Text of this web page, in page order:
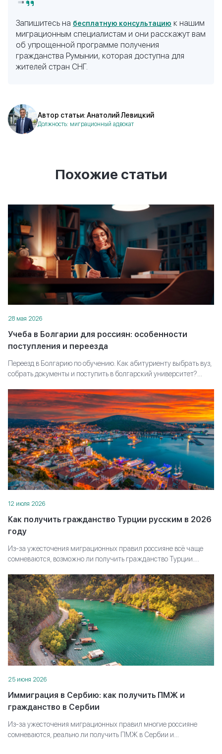
Запишитесь на бесплатную консультацию к нашим
миграционным специалистам и они расскажут вам
об упрощенной программе получения
гражданства Румынии, которая доступна для
жителей стран СНГ.
Автор статьи: Анатолий Левицкий
Должность: миграционный адвокат
Похожие статьи
28 мая 2026
Учеба в Болгарии для россиян: особенности
поступления и переезда
Переезд в Болгарию по обучению. Как абитуриенту выбрать вуз,
собрать документы и поступить в болгарский университет?
12 июля 2026
Как получить гражданство Турции русским в 2026
году
Из-за ужесточения миграционных правил россияне всё чаще
сомневаются, возможно ли получить гражданство Турции.
придётся выполнить и как выстроить стратегию, чтобы дойти до
паспорта, а не застрять на полпути.
25 июня 2026
Иммиграция в Сербию: как получить ПМЖ и
гражданство в Сербии
Из-за ужесточения миграционных правил многие россияне
сомневаются, реально ли получить ПМЖ в Сербии и